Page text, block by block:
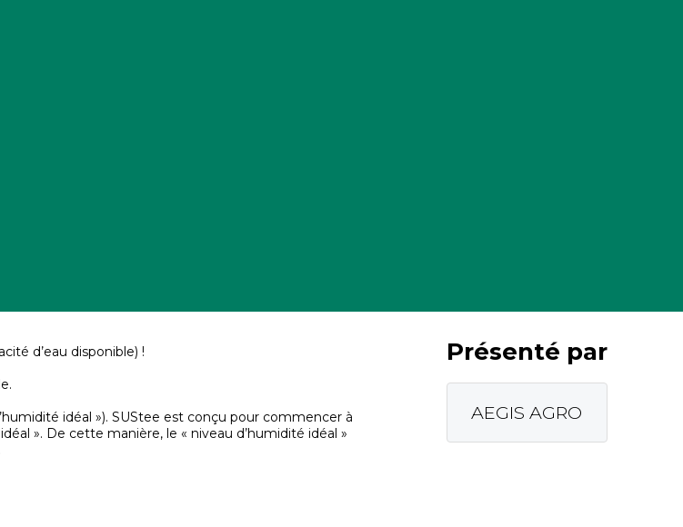
d’eau disponible) !
idéal »). SUStee est conçu pour commencer à
». De cette manière, le « niveau d’humidité idéal »
Présenté par
AEGIS AGRO